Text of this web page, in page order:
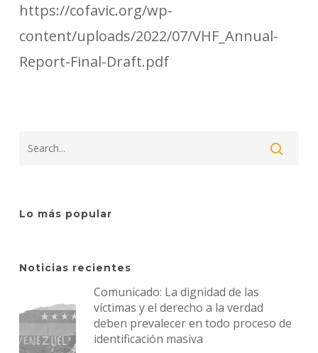
https://cofavic.org/wp-
content/uploads/2022/07/VHF_Annual-
Report-Final-Draft.pdf
Lo más popular
Noticias recientes
Comunicado: La dignidad de las
víctimas y el derecho a la verdad
deben prevalecer en todo proceso de
identificación masiva